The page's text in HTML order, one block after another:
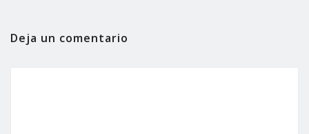
Deja un comentario